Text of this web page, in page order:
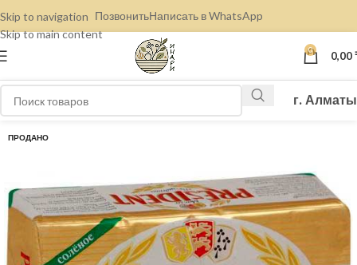
Skip to navigation
Skip to main content
ПозвонитьНаписать в WhatsApp
0 0,00
г. Алматы
ПРОДАНО